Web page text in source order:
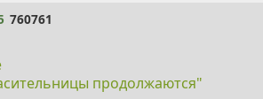
760761
продолжаются"